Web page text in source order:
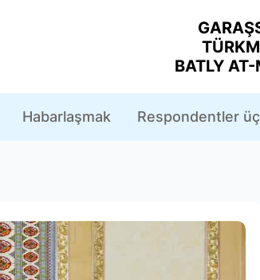
BATLY
Habarlaşmak Respondentler